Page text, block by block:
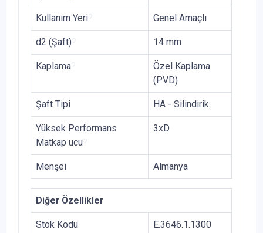
Kullanım Yeri Genel Amaçlı
d2 (Şaft) 14 mm
Kaplama
Özel Kaplama
(PVD)
Şaft Tipi HA - Silindirik
Yüksek Performans
Matkap ucu
3xD
Menşei Almanya
Diğer Özellikler
Stok Kodu E.3646.1.1300